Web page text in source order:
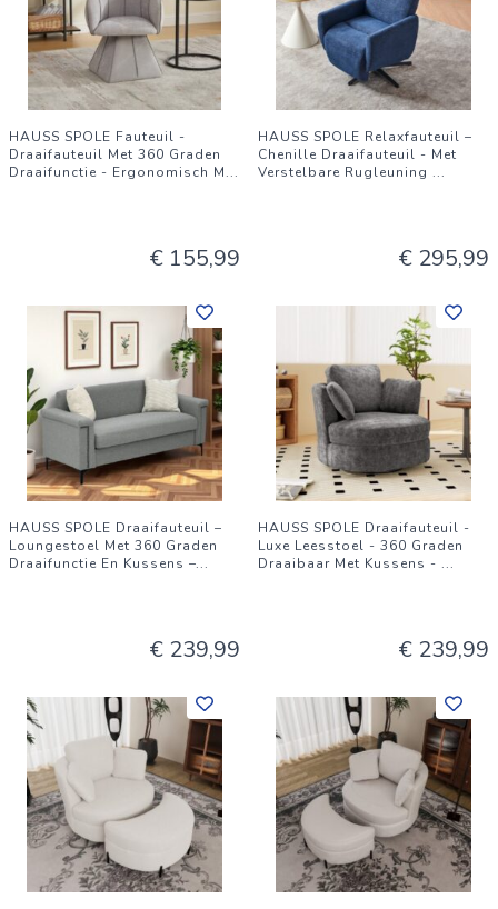
HAUSS SPOLE Fauteuil -
Draaifauteuil Met 360 Graden
Draaifunctie - Ergonomisch M...
€ 155,99
HAUSS SPOLE Relaxfauteuil –
Chenille Draaifauteuil - Met
Verstelbare Rugleuning ...
€ 295,99
HAUSS SPOLE Draaifauteuil –
Loungestoel Met 360 Graden
Draaifunctie En Kussens –...
€ 239,99
HAUSS SPOLE Draaifauteuil -
Luxe Leesstoel - 360 Graden
Draaibaar Met Kussens - ...
€ 239,99